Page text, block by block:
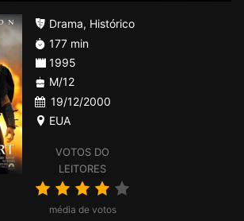
VOTOS DO
LEITORES
média de votos
Drama, Histórico
177 min
1995
M/12
19/12/2000
EUA